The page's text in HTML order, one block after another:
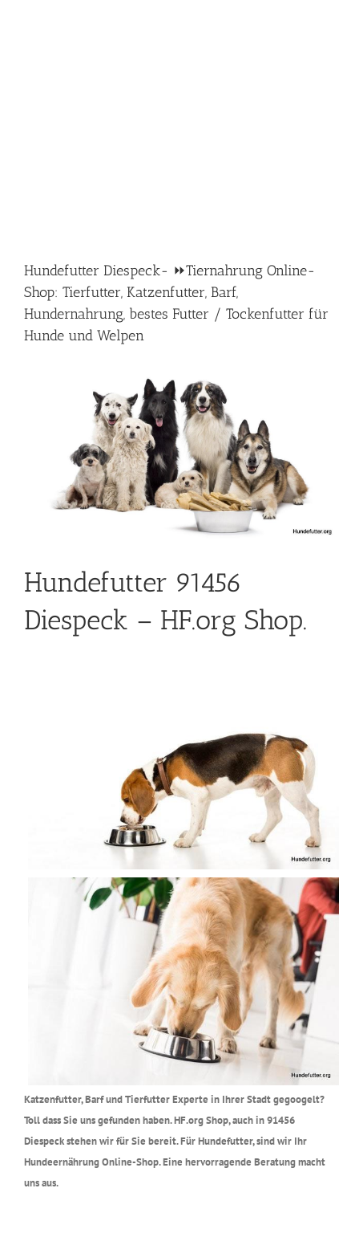
Hundefutter Diespeck- ⏩Tiernahrung Online-
Shop: Tierfutter, Katzenfutter, Barf,
Hundernahrung, bestes Futter / Tockenfutter für
Hunde und Welpen
Hundefutter 91456
Diespeck – HF.org Shop.
Katzenfutter, Barf und Tierfutter Experte in Ihrer Stadt gegoogelt?
Toll dass Sie uns gefunden haben. HF.org Shop, auch in 91456
Diespeck stehen wir für Sie bereit. Für Hundefutter, sind wir Ihr
Hundeernährung Online-Shop. Eine hervorragende Beratung macht
uns aus.